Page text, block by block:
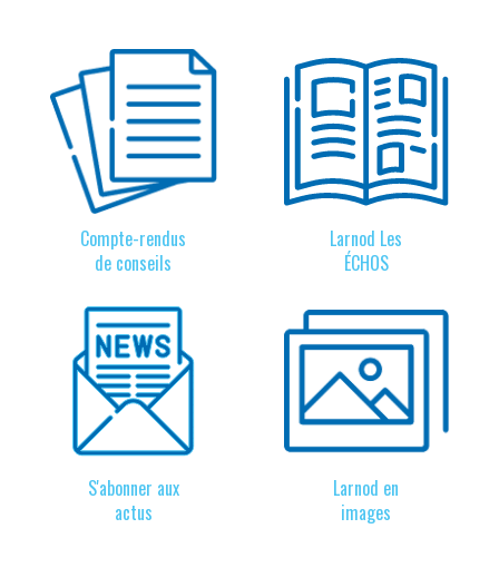
Compte-rendus
de conseils
Larnod Les
ÉCHOS
S'abonner aux
actus
Larnod en
images